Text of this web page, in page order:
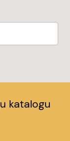
katalogu